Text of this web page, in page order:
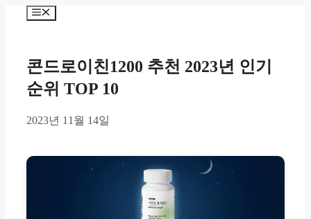
Menu
콘드로이친1200 추천 2023년 인기
순위 TOP 10
2023년 11월 14일